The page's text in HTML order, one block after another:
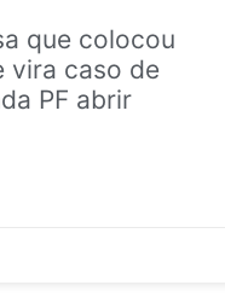
que colocou
vira caso de
PF abrir